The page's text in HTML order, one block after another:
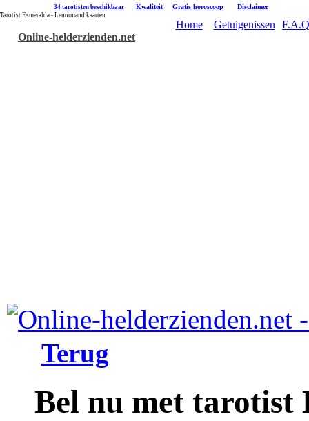
34 tarotisten beschikbaar Kwaliteit Gratis horoscoop Disclaimer
Tarotist Esmeralda - Lenormand kaarten
Online-helderzienden.net
Home Getuigenissen
Terug
Bel nu met tarotist